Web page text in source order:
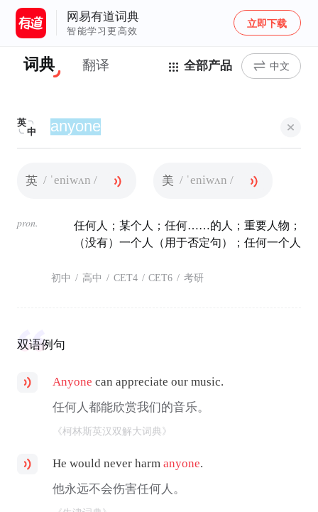
网易有道词典
智能学习更高效
立即下载
词典 翻译 全部产品 中文
英
中
英 / ˈeniwʌn / 美 / ˈeniwʌn /
pron.
任何人；某个人；任何……的人；重要人物；
（没有）一个人（用于否定句）；任何一个人
初中 / 高中 / CET4 / CET6 / 考研
双语例句
Anyone can appreciate our music.
任何人都能欣赏我们的音乐。
《柯林斯英汉双解大词典》
He would never harmanyone.
他永远不会伤害任何人。